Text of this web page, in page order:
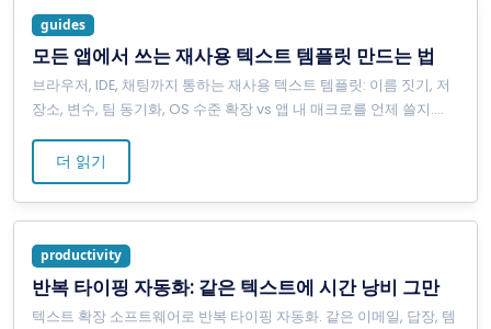
guides
모든 앱에서 쓰는 재사용 텍스트 템플릿 만드는 법
브라우저, IDE, 채팅까지 통하는 재사용 텍스트 템플릿: 이름 짓기, 저
장소, 변수, 팀 동기화, OS 수준 확장 vs 앱 내 매크로를 언제 쓸지....
더 읽기
productivity
반복 타이핑 자동화: 같은 텍스트에 시간 낭비 그만
텍스트 확장 소프트웨어로 반복 타이핑 자동화. 같은 이메일, 답장, 템